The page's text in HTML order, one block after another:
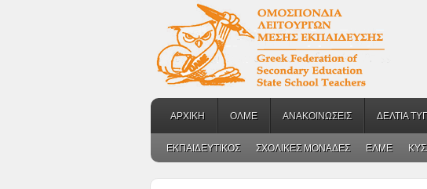
ΑΡΧΙΚΗ ΟΛΜΕ ΑΝΑΚΟΙΝΩΣΕΙΣ ΔΕΛΤΙΑ
ΕΚΠΑΙΔΕΥΤΙΚΟΣ ΣΧΟΛΙΚΕΣ ΜΟΝΑΔΕΣ ΕΛΜΕ